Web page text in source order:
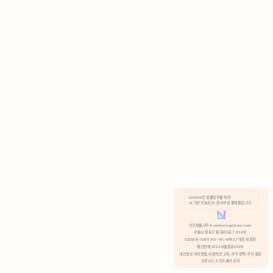
분석 쿠키 허용
Lawvot은 법률업무를 위한
AI 기반 자료조사 · 문서작성 플랫폼입니다.
안국법률사무소 www.anguklaw.com
서울시 종로구 율곡로2길 7, 304호
02)3210-3330 105-05-48527 대표 정희찬
통신판매 2024서울종로0248
개인정보 처리방침, 이용약관 고지, 쿠키 정책, 쿠키 설정
오픈소스 소프트웨어 공지